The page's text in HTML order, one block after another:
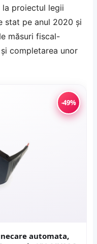
proiectul legii
stat pe anul 2020 şi
măsuri fiscal-
completarea unor
-49%
automata,